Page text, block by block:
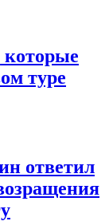
туре
ответил